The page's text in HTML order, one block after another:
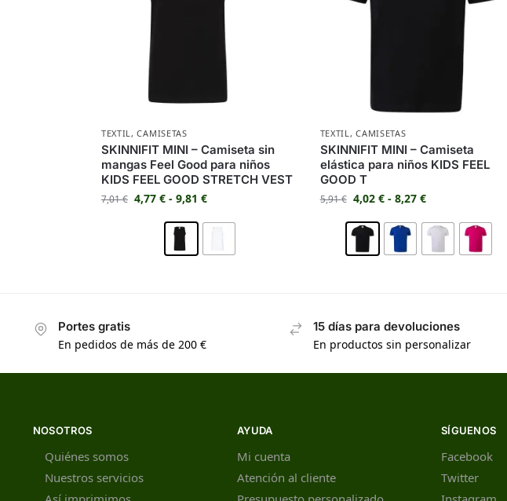
TEXTIL,CAMISETAS
SKINNIFIT MINI – Camiseta sin
mangas Feel Good para niños
KIDS FEEL GOOD STRETCH VEST
7,01€ 4,77 € - 9,81 €
TEXTIL,CAMISETAS
SKINNIFIT MINI – Camiseta
elástica para niños KIDS FEEL
GOOD T
5,91€ 4,02 € - 8,27 €
Portes gratis
En pedidos de más de 200 €
15 días para devoluciones
En productos sin personalizar
NOSOTROS
Quiénes somos
Nuestros servicios
AYUDA
Mi cuenta
Atención al cliente
SÍGUENOS
Facebook
Twitter